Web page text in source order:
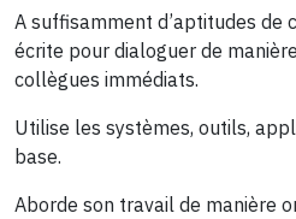
A suffisamment d’aptitudes de
écrite pour dialoguer de
collègues immédiats.
Utilise les systèmes, outils,
base.
Aborde son travail de manière